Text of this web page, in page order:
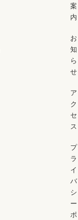
案
内
お
知
ら
せ
ア
ク
セ
ス
プ
ラ
イ
バ
シ
ー
ポ